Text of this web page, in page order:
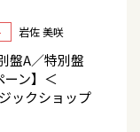
岩佐 美咲
盤A／特別盤
ン】＜
ックショップ